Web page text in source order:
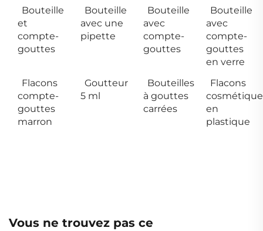
Bouteille
et
compte-
gouttes
Bouteille
avec une
pipette
Bouteille
avec
compte-
gouttes
Bouteille
avec
compte-
gouttes
en verre
Flacons
compte-
gouttes
marron
Goutteur
5 ml
Bouteilles
à gouttes
carrées
Flacons
en
plastique
Vous ne trouvez pas ce